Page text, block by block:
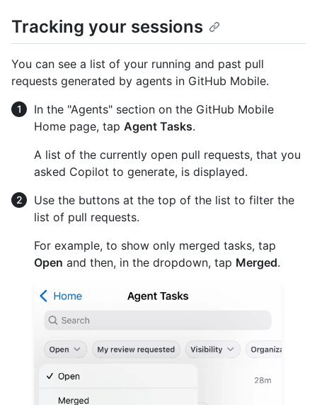
Tracking your sessions
You can see a list of your running and past pull
requests generated by agents in GitHub Mobile.
In the "Agents" section on the GitHub Mobile
Home page, tap Agent Tasks.
A list of the currently open pull requests, that you
asked Copilot to generate, is displayed.
Use the buttons at the top of the list to filter the
list of pull requests.
For example, to show only merged tasks, tap
Open and then, in the dropdown, tap Merged.